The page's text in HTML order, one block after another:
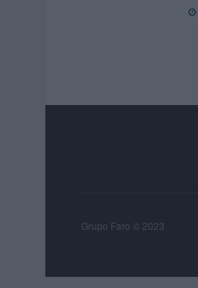
Grupo Faro © 2023